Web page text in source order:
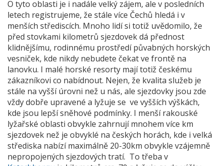
O tyto oblasti je i nadále velký zájem, ale v posledních
letech registrujeme, že stále více Čechů hledá i v
menších střediscích. Mnoho lidí si totiž uvědomilo, že
před stovkami kilometrů sjezdovek dá přednost
klidnějšímu, rodinnému prostředí půvabných horských
vesniček, kde nikdy nebudete čekat ve frontě na
lanovku. I malé horské resorty mají totiž českému
zákazníkovi co nabídnout. Nejen, že kvalita služeb je
stále na vyšší úrovni než u nás, ale sjezdovky jsou zde
vždy dobře upravené a lyžuje se ve vyšších výškách,
kde jsou lepší sněhové podmínky. I menší rakouské
lyžařské oblasti obvykle zahrnují mnohem více km
sjezdovek než je obvyklé na českých horách, kde i velká
střediska nabízí maximálně 20-30km obvykle vzájemně
nepropojených sjezdových tratí. To třeba v